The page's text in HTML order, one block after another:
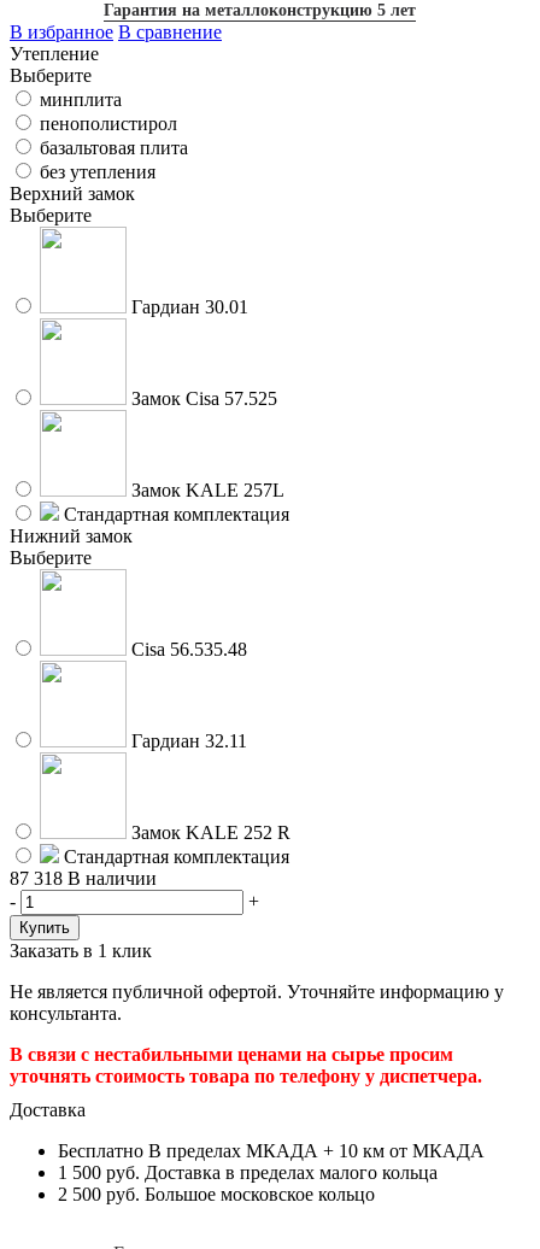
Гарантия на металлоконструкцию 5 лет
В избранное В сравнение
Утепление
Выберите
минплита
пенополистирол
базальтовая плита
без утепления
Верхний замок
Выберите
Гардиан 30.01
Замок Cisa 57.525
Замок KALE 257L
Стандартная комплектация
Нижний замок
Выберите
Cisa 56.535.48
Гардиан 32.11
Замок KALE 252 R
Стандартная комплектация
87 318 В наличии
-
+
Заказать в 1 клик
Не является публичной офертой. Уточняйте информацию у
консультанта.
В связи с нестабильными ценами на сырье просим
уточнять стоимость товара по телефону у диспетчера.
Доставка
Бесплатно В пределах МКАДА + 10 км от МКАДА
1 500 руб. Доставка в пределах малого кольца
2 500 руб. Большое московское кольцо